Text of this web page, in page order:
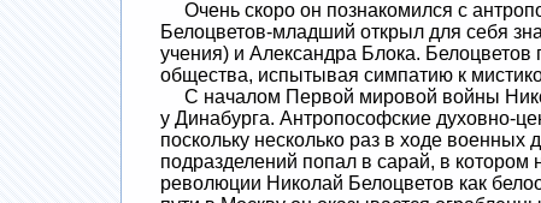
Очень скоро он познакомился с
Белоцветов-младший открыл для себя
учения) и Александра Блока. Белоцветов
общества, испытывая симпатию к
С началом Первой мировой войны
у Динабурга. Антропософские духовно-
поскольку несколько раз в ходе
подразделений попал в сарай, в котором
революции Николай Белоцветов как